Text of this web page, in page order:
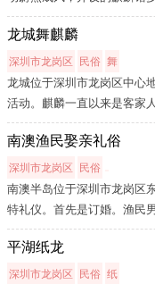
东莞一代，可谓盛极一时。
逐渐销声匿迹。近年来，随
龙城舞麒麟
深圳市龙岗区 民俗 舞
龙城位于深圳市龙岗区中心
活动。麒麟一直以来是客家
能够给人们带来吉祥和好运
春佳节及其他喜庆的日子，
南澳渔民娶亲礼俗
深圳市龙岗区 民俗
南澳半岛位于深圳市龙岗区
特礼仪。首先是订婚。渔民
方送订金，拿到女方生辰八
烂过碗碟，订婚就算成功。
平湖纸龙
深圳市龙岗区 民俗 纸